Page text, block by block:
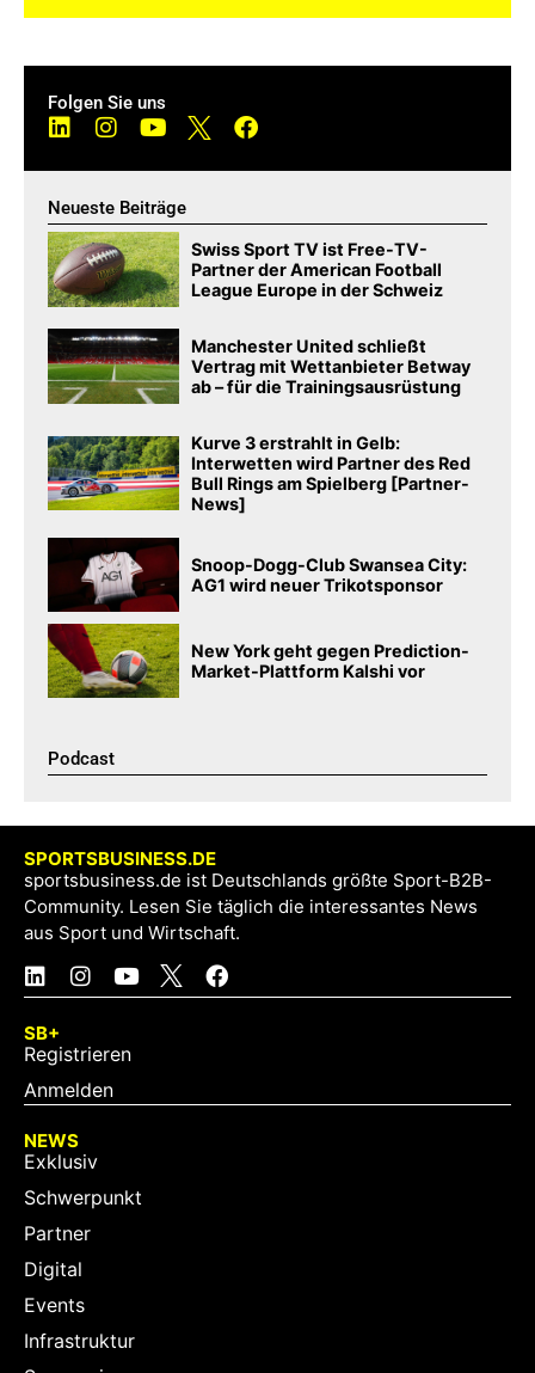
Folgen Sie uns
Neueste Beiträge
Swiss Sport TV ist Free-TV-
Partner der American Football
League Europe in der Schweiz
Manchester United schließt
Vertrag mit Wettanbieter Betway
ab – für die Trainingsausrüstung
Kurve 3 erstrahlt in Gelb:
Interwetten wird Partner des Red
Bull Rings am Spielberg [Partner-
News]
Snoop-Dogg-Club Swansea City:
AG1 wird neuer Trikotsponsor
New York geht gegen Prediction-
Market-Plattform Kalshi vor
Podcast​
SPORTSBUSINESS.DE
sportsbusiness.de ist Deutschlands größte Sport-B2B-
Community. Lesen Sie täglich die interessantes News
aus Sport und Wirtschaft.
SB+
Registrieren
Anmelden
NEWS
Exklusiv
Schwerpunkt
Partner
Digital
Events
Infrastruktur